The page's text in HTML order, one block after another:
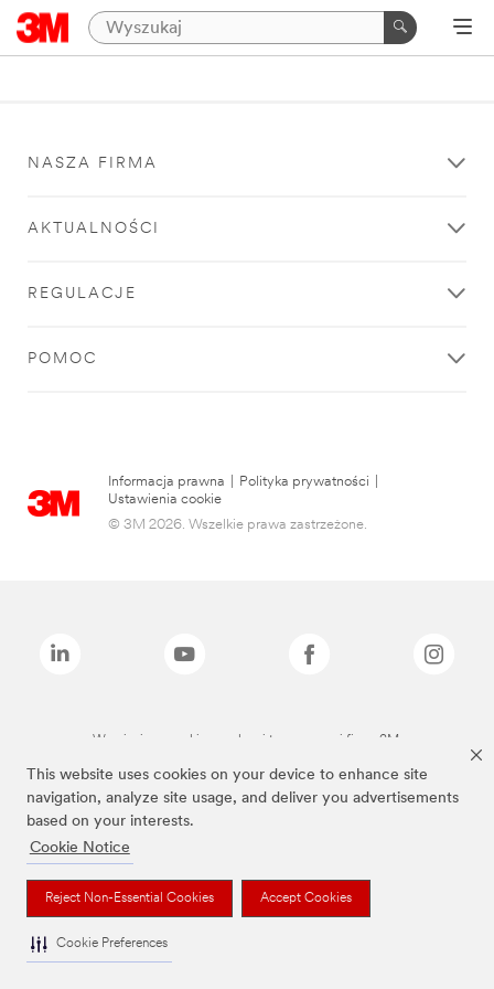
This website uses cookies on your device to enhance site
navigation, analyze site usage, and deliver you advertisements
based on your interests.
Cookie Notice
Reject Non-Essential Cookies Accept Cookies
Cookie Preferences
NASZA FIRMA
AKTUALNOŚCI
REGULACJE
POMOC
Informacja prawna Polityka prywatności
Ustawienia cookie
© 3M 2026. Wszelkie prawa zastrzeżone.
Wymienione marki są znakami towarowymi firmy 3M.